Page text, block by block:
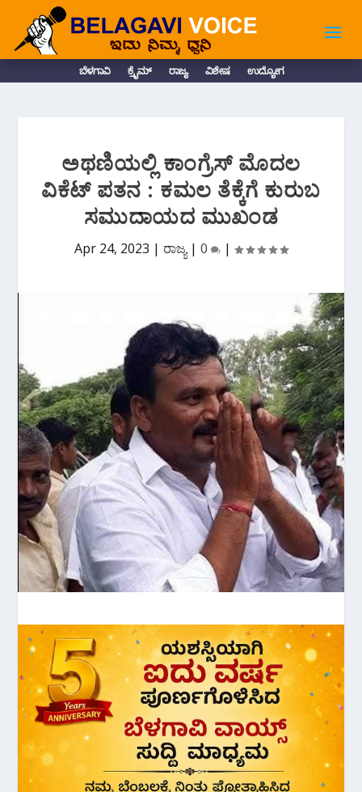
ಬೆಳಗಾವಿ ಕ್ರೈಮ್ ರಾಜ್ಯ ವಿಶೇಷ ಉದ್ಯೋಗ
ಅಥಣಿಯಲ್ಲಿ ಕಾಂಗ್ರೆಸ್ ಮೊದಲ
ವಿಕೆಟ್ ಪತನ : ಕಮಲ ತೆಕ್ಕೆಗೆ ಕುರುಬ
ಸಮುದಾಯದ ಮುಖಂಡ
Apr 24, 2023 | ರಾಜ್ಯ| 0 |